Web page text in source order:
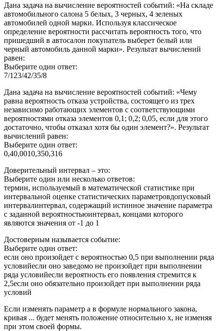
Дана задача на вычисление вероятностей событий: «На складе
автомобильного салона 5 белых, 3 черных, 4 зеленых
автомобилей одной марки. Используя классическое
определение вероятности рассчитать вероятность того, что
пришедший в автосалон покупатель выберет белый или
черный автомобиль данной марки». Результат вычислений
равен:
Выберите один ответ:
7/123/42/35/8
Дана задача на вычисление вероятностей событий: «Чему
равна вероятность отказа устройства, состоящего из трех
независимо работающих элементов с соответствующими
вероятностями отказа элементов 0,1; 0,2; 0,05, если для этого
достаточно, чтобы отказал хотя бы один элемент?». Результат
вычислений равен:
Выберите один ответ:
0,40,0010,350,316
Доверительный интервал – это:
Выберите один или несколько ответов:
термин, используемый в математической статистике при
интервальной оценке статистических параметровдопусковый
интервалинтервал, содержащий истинное значение параметра
с заданной вероятностьюинтервал, концами которого
являются значения от -1 до 1
Достоверным называется событие:
Выберите один ответ:
если оно произойдет с вероятностью 0,5 при выполнении ряда
условийесли оно заведомо не произойдет при выполнении
ряда условийесли вероятность его появления стремится к
2,5если оно обязательно произойдет при выполнении ряда
условий
Если изменять параметр a в формуле нормального закона,
кривая ... будет менять положение относительно x, не изменяя
при этом своей формы.